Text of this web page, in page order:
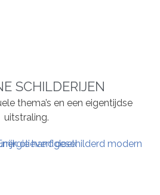
SCHILDERIJEN
thema’s en een eigentijdse
uitstraling.